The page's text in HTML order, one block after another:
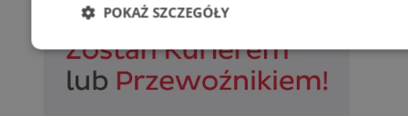
POKAŻ SZCZEGÓŁY
Niezbędne Wydajność